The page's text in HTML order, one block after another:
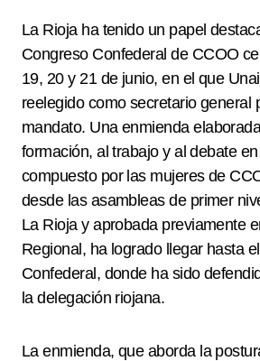
La Rioja ha tenido un papel destacado en el 13º
Congreso Confederal de CCOO
19, 20 y 21 de junio, en el que
reelegido como secretario general
mandato. Una enmienda
formación, al trabajo y al debate
compuesto por las mujeres de
desde las asambleas de primer
La Rioja y aprobada previamente
Regional, ha logrado llegar hasta
Confederal, donde ha sido
la delegación riojana.
La enmienda, que aborda la